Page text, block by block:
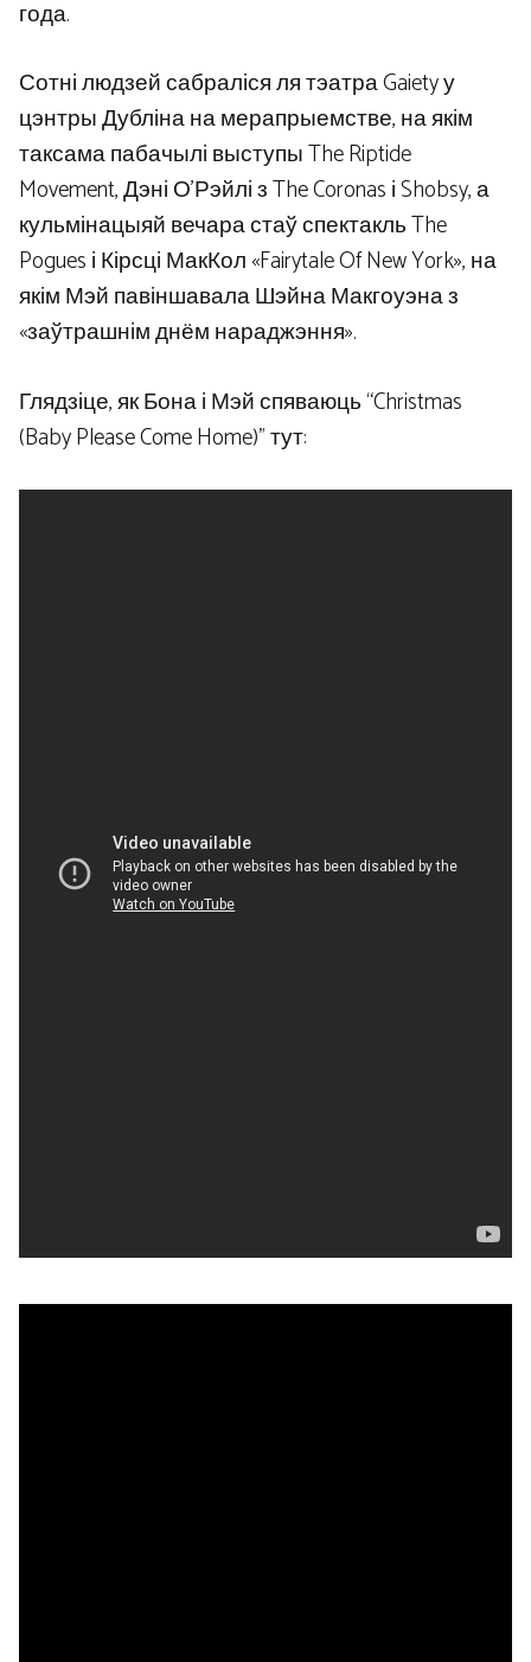
года.
Сотні людзей сабраліся ля тэатра Gaiety у
цэнтры Дубліна на мерапрыемстве, на якім
таксама пабачылі выступы The Riptide
Movement, Дэні О’Рэйлі з The Coronas і Shobsy, а
кульмінацыяй вечара стаў спектакль The
Pogues і Кірсці МакКол «Fairytale Of New York», на
якім Мэй павіншавала Шэйна Макгоуэна з
«заўтрашнім днём нараджэння».
Глядзіце, як Бона і Мэй спяваюць “Christmas
(Baby Please Come Home)” тут: